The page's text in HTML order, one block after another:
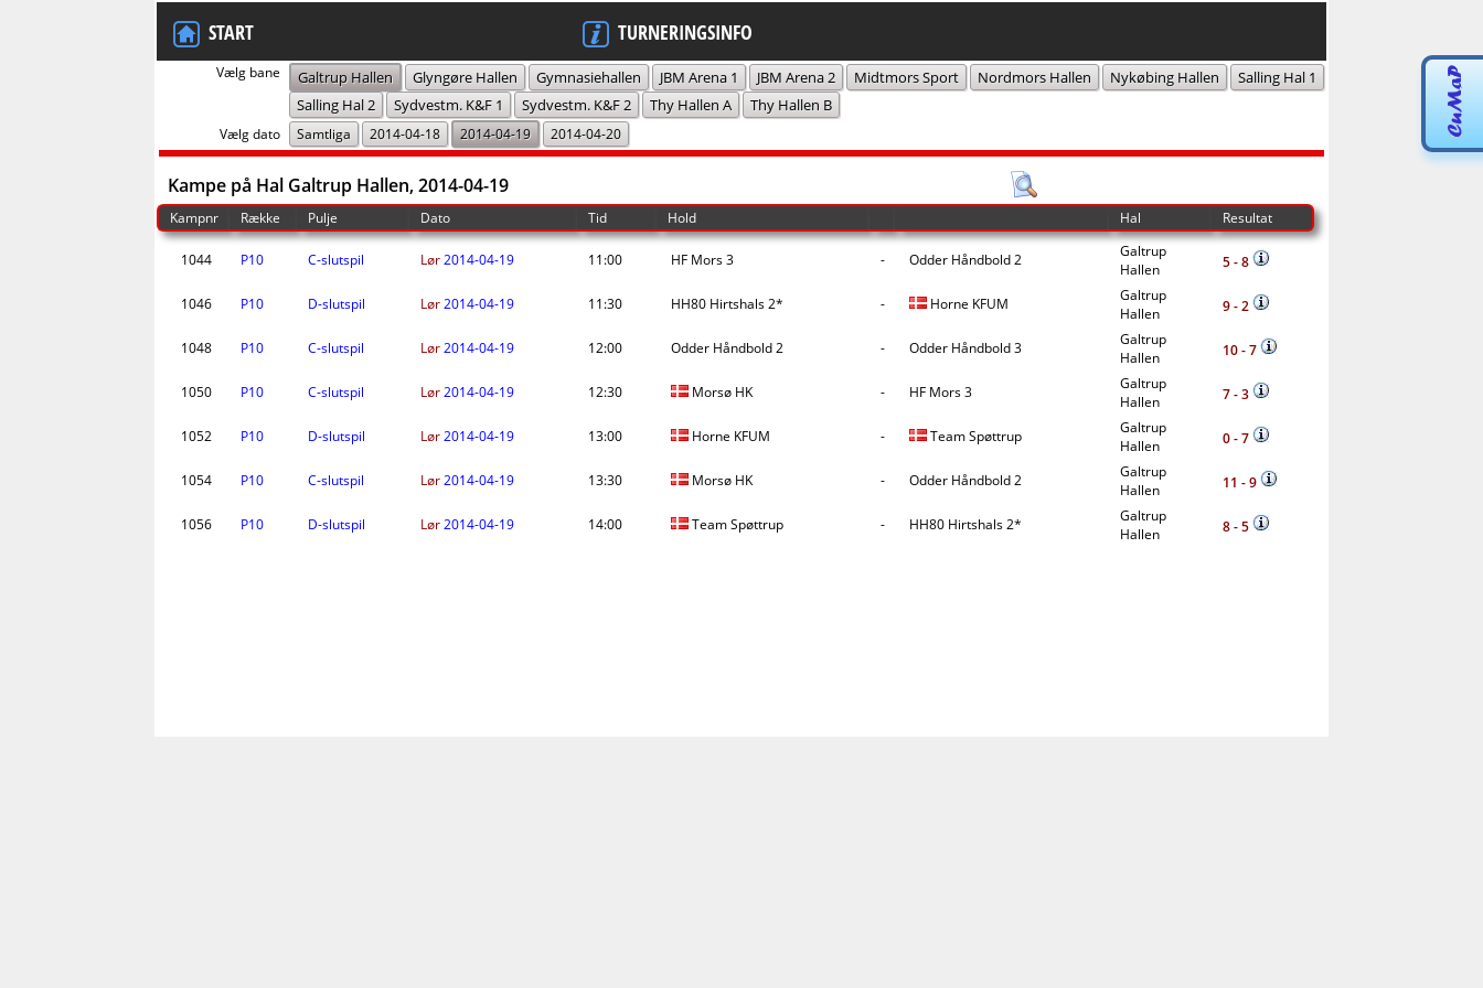
START TURNERINGSINFO
Vælg bane Galtrup Hallen Glyngøre Hallen Gymnasiehallen JBM Arena 1 JBM Arena 2 Midtmors Sport Nordmors Hallen Nykøbing Hallen
Salling Hal 1
Salling Hal 2
Sydvestm. K&F 1 Sydvestm. K&F 2 Thy Hallen A Thy Hallen B
Vælg dato Samtliga 2014-04-18 2014-04-19 2014-04-20
Kampe på Hal Galtrup Hallen, 2014-04-19
Kampnr Række Pulje Dato Tid Hold Hal Resultat
1044 P10 C-slutspil Lør2014-04-19 11:00 HF Mors 3 - Odder Håndbold 2
Galtrup
Hallen
5 - 8
1046 P10 D-slutspil Lør2014-04-19 11:30 HH80 Hirtshals 2* - Horne KFUM
Galtrup
Hallen
9 - 2
1048 P10 C-slutspil Lør2014-04-19 12:00 Odder Håndbold 2 - Odder Håndbold 3
Galtrup
Hallen
10 - 7
1050 P10 C-slutspil Lør2014-04-19 12:30 Morsø HK - HF Mors 3
Galtrup
Hallen
7 - 3
1052 P10 D-slutspil Lør2014-04-19 13:00 Horne KFUM - Team Spøttrup
Galtrup
Hallen
0 - 7
1054 P10 C-slutspil Lør2014-04-19 13:30 Morsø HK - Odder Håndbold 2
Galtrup
Hallen
11 - 9
1056 P10 D-slutspil Lør2014-04-19 14:00 Team Spøttrup - HH80 Hirtshals 2*
Galtrup
Hallen
8 - 5